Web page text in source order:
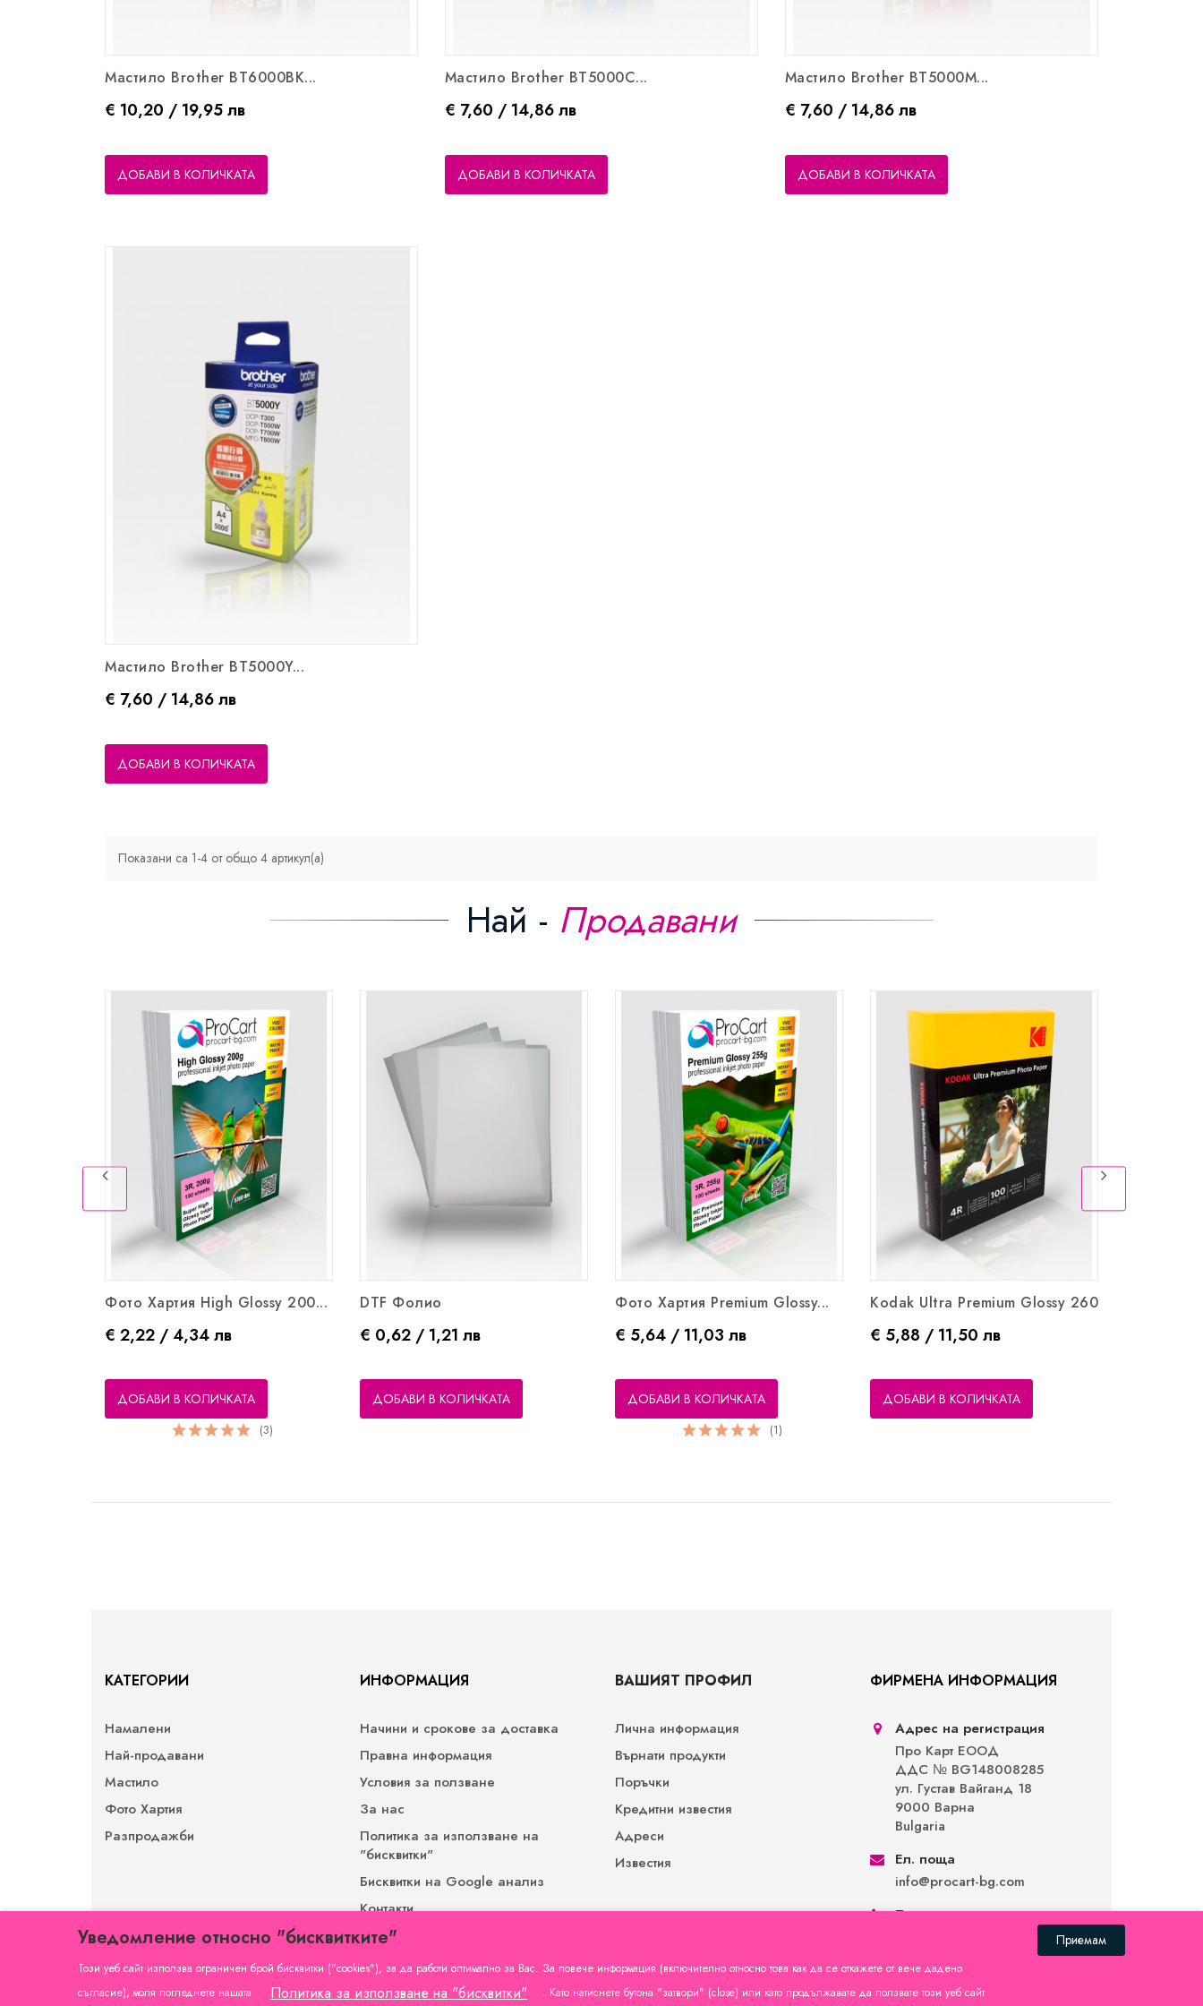
Мастило Brother BT6000BK...
Цена
€ 10,20 / 19,95 лв
ДОБАВИ В КОЛИЧКАТА
Мастило Brother BT5000C...
Цена
€ 7,60 / 14,86 лв
ДОБАВИ В КОЛИЧКАТА
Мастило Brother BT5000M...
Цена
€ 7,60 / 14,86 лв
ДОБАВИ В КОЛИЧКАТА
Мастило Brother BT5000Y...
Цена
€ 7,60 / 14,86 лв
ДОБАВИ В КОЛИЧКАТА
Показани са 1-4 от общо 4 артикул(а)
Най - Продавани
Фото Хартия High Glossy 200...
Цена
€ 2,22 / 4,34 лв
ДОБАВИ В КОЛИЧКАТА
(3)
DTF Фолио
Цена
€ 0,62 / 1,21 лв
ДОБАВИ В КОЛИЧКАТА
Фото Хартия Premium Glossy...
Цена
€ 5,64 / 11,03 лв
ДОБАВИ В КОЛИЧКАТА
(1)
Kodak Ultra Premium Glossy 260
Цена
€ 5,88 / 11,50 лв
ДОБАВИ В КОЛИЧКАТА
КАТЕГОРИИ
Намалени
Най-продавани
Мастило
Фото Хартия
Разпродажби
ИНФОРМАЦИЯ
Начини и срокове за доставка
Правна информация
Условия за ползване
За нас
Политика за използване на
"бисквитки"
Бисквитки на Google анализ
Контакти
Защита на лични данни (изисква
ВАШИЯТ ПРОФИЛ
Лична информация
Върнати продукти
Поръчки
Кредитни известия
Адреси
Известия
ФИРМЕНА ИНФОРМАЦИЯ
Адрес на регистрация
Про Карт ЕООД
ДДС № BG148008285
ул. Густав Вайганд 18
9000 Варна
Bulgaria
Ел. поща
info@procart-bg.com
Телефон
Уведомление относно "бисквитките"
Този уеб сайт използва ограничен брой бисквитки ("cookies"), за да работи оптимално за Вас. За повече информация (включително относно това как да се откажете от вече дадено
съгласие), моля погледнете нашата
Политика за използване на "бисквитки" . Като натиснете бутона "затвори" (close) или като продължавате да ползвате този уеб сайт
Приемам